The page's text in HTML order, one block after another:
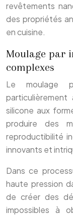
revêtements
des propriétés
en cuisine.
Moulage par
complexes
Le moulage
silicone aux
produire des
reproductibilité
innovants et
Dans ce
haute pression
de créer des
impossibles à